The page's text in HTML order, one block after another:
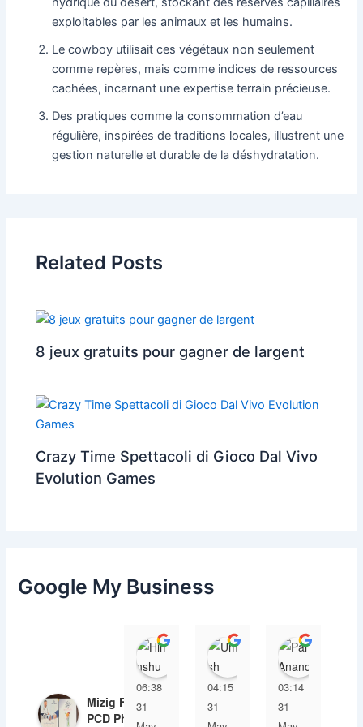
exploitables par les animaux et les humains.
Le cowboy utilisait ces végétaux non seulement
comme repères, mais comme indices de ressources
cachées, incarnant une expertise terrain précieuse.
Des pratiques comme la consommation d’eau
régulière, inspirées de traditions locales, illustrent une
gestion naturelle et durable de la déshydratation.
Related Posts
8 jeux gratuits pour gagner de largent
Crazy Time Spettacoli di Gioco Dal Vivo
Evolution Games
Google My Business
Mizig Farmaco |
PCD Pharma
Himanshu
06:38
31
Umesh Dave
04:15
31
03:14
31